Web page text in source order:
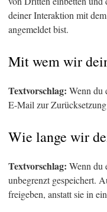
deiner Interaktion mit
angemeldet bist.
Mit wem wir
Textvorschlag: Wenn du
E-Mail zur
Wie lange wir
Textvorschlag: Wenn du
unbegrenzt gespeichert.
freigeben, anstatt sie in